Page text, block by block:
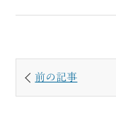
前の記事